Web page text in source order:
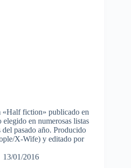
fiction» publicado en
en numerosas listas
pasado año. Producido
X-Wife) y editado por
13/01/2016